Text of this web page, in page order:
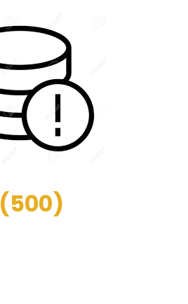
(500)